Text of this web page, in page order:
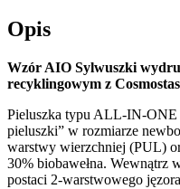
Opis
Wzór AIO Sylwuszki
recyklingowym z
Pieluszka typu ALL-IN-
pieluszki” w rozmiarze
warstwy wierzchniej (PUL)
30% biobawełna. Wewnątrz
postaci 2-warstwowego